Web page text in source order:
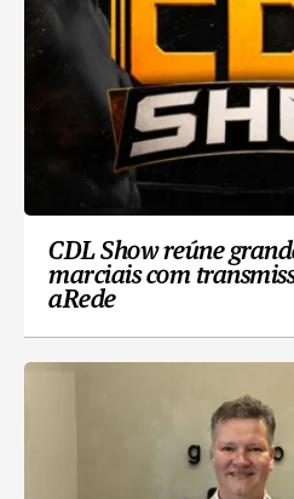
CDL Show reúne
marciais com
aRede